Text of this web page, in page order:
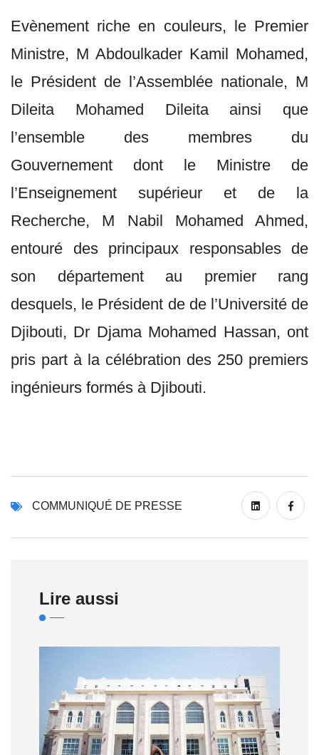
Evènement riche en couleurs, le Premier
Ministre, M Abdoulkader Kamil Mohamed,
le Président de l’Assemblée nationale, M
Dileita Mohamed Dileita ainsi que
l’ensemble des membres du
Gouvernement dont le Ministre de
l’Enseignement supérieur et de la
Recherche, M Nabil Mohamed Ahmed,
entouré des principaux responsables de
son département au premier rang
desquels, le Président de de l’Université de
Djibouti, Dr Djama Mohamed Hassan, ont
pris part à la célébration des 250 premiers
ingénieurs formés à Djibouti.
COMMUNIQUÉ DE PRESSE
Lire aussi